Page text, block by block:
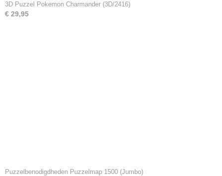
3D Puzzel Pokemon Charmander (3D/2416)
€ 29,95
Puzzelbenodigdheden Puzzelmap 1500 (Jumbo)